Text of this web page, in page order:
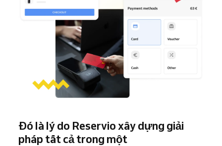
Đó là lý do Reservio xây dựng giải
pháp tất cả trong một